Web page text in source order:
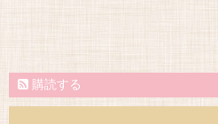
購読する